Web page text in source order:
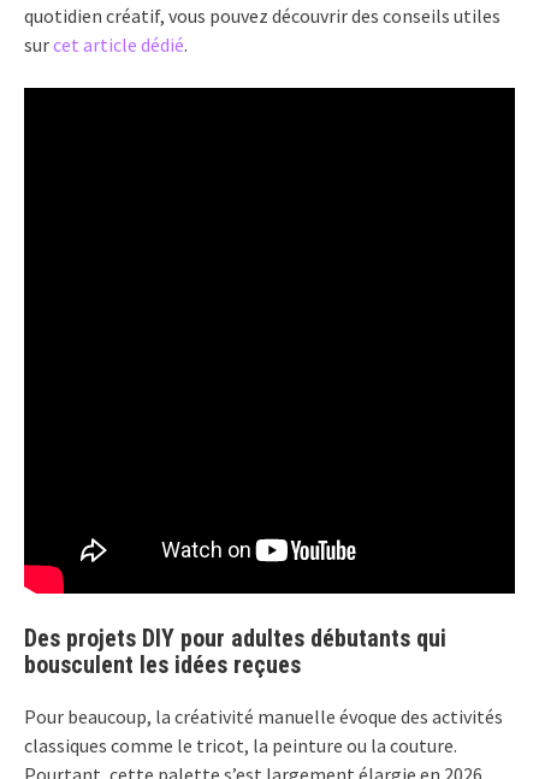
quotidien créatif, vous pouvez découvrir des conseils utiles
surcet article dédié.
Des projets DIY pour adultes débutants qui
bousculent les idées reçues
Pour beaucoup, la créativité manuelle évoque des activités
classiques comme le tricot, la peinture ou la couture.
Pourtant, cette palette s’est largement élargie en 2026